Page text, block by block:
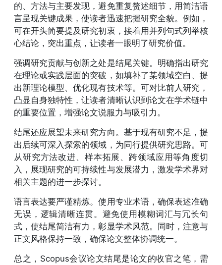
的、方法与主要发现，避免重复赘述细节，用简洁语
言呈现关键成果，使读者迅速把握研究全貌。例如，
可在开头简要提及研究初衷，接着用并列句式列举核
心结论，突出重点，让读者一眼明了研究价值。
强调研究贡献与创新之处是结尾关键。明确指出研究
在理论或实践层面的突破，如填补了某领域空白、提
出新理论模型、优化现有技术等。可对比前人研究，
凸显自身独特性，让读者清晰认识到论文在学术链中
的重要位置，增强论文说服力与吸引力。
结尾还应展望未来研究方向。基于现有研究不足，提
出后续可深入探索的领域，为同行提供研究思路。可
从研究方法改进、样本拓展、跨领域应用等角度切
入，展现研究的可持续性与发展潜力，激发学术界对
相关主题的进一步探讨。
语言表达要严谨精炼。使用专业术语，确保表述准确
无误，逻辑清晰连贯。避免使用模糊词汇与冗长句
式，使结尾简洁有力，彰显学术风范。同时，注意与
正文风格保持一致，确保论文整体协调统一。
总之，Scopus会议论文结尾是论文的收官之笔，需